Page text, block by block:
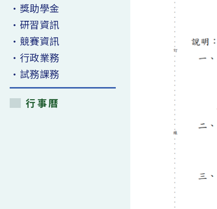
•獎助學金
•研習資訊
•競賽資訊
•行政業務
•試務課務
行事曆